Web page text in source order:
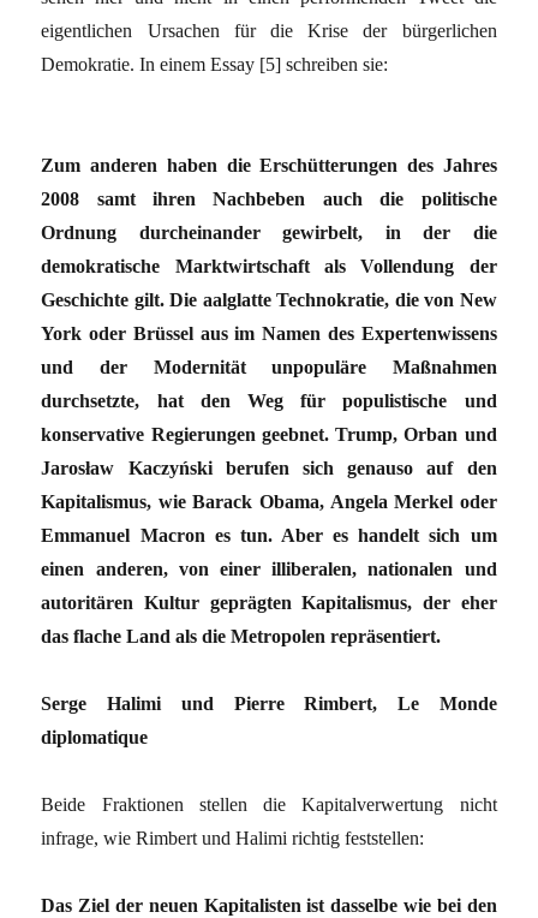
eigentlichen Ursachen für die Krise der bürgerlichen
Demokratie. In einem Essay [5] schreiben sie:
Zum anderen haben die Erschütterungen des Jahres
2008 samt ihren Nachbeben auch die politische
Ordnung durcheinander gewirbelt, in der die
demokratische Marktwirtschaft als Vollendung der
Geschichte gilt. Die aalglatte Technokratie, die von New
York oder Brüssel aus im Namen des Expertenwissens
und der Modernität unpopuläre Maßnahmen
durchsetzte, hat den Weg für populistische und
konservative Regierungen geebnet. Trump, Orban und
Jarosław Kaczyński berufen sich genauso auf den
Kapitalismus, wie Barack Obama, Angela Merkel oder
Emmanuel Macron es tun. Aber es handelt sich um
einen anderen, von einer illiberalen, nationalen und
autoritären Kultur geprägten Kapitalismus, der eher
das flache Land als die Metropolen repräsentiert.
Serge Halimi und Pierre Rimbert, Le Monde
diplomatique
Beide Fraktionen stellen die Kapitalverwertung nicht
infrage, wie Rimbert und Halimi richtig feststellen:
Das Ziel der neuen Kapitalisten ist dasselbe wie bei den